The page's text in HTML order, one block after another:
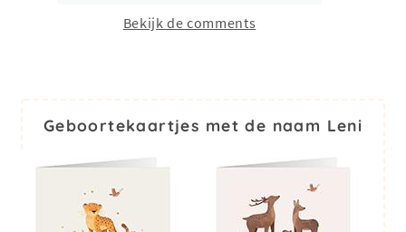
Bekijk de comments
Geboortekaartjes met de naam Leni